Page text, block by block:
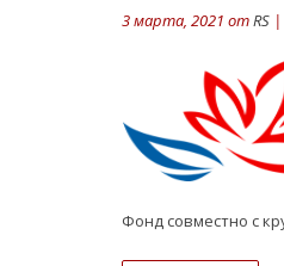
3 марта, 2021 отRS
Фонд совместно с